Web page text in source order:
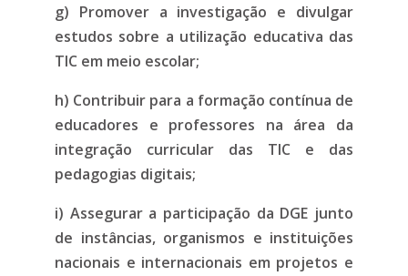
g) Promover a investigação e divulgar
estudos sobre a utilização educativa das
TIC em meio escolar;
h) Contribuir para a formação contínua de
educadores e professores na área da
integração curricular das TIC e das
pedagogias digitais;
i) Assegurar a participação da DGE junto
de instâncias, organismos e instituições
nacionais e internacionais em projetos e